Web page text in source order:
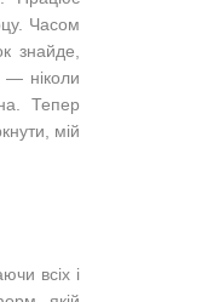
Часом
знайде,
— ніколи
Тепер
мій
всіх і